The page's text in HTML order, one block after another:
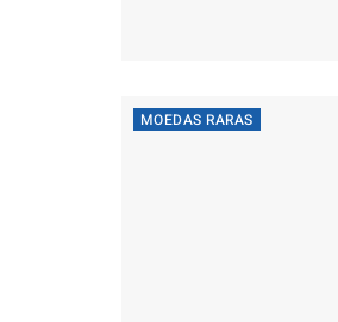
MOEDAS RARAS